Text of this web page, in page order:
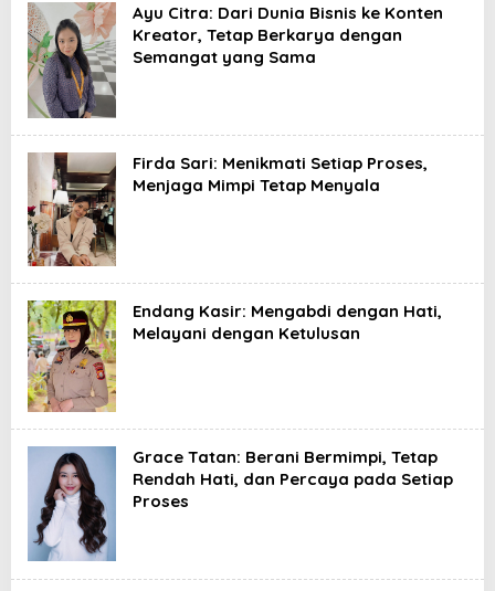
Ayu Citra: Dari Dunia Bisnis ke Konten
Kreator, Tetap Berkarya dengan
Semangat yang Sama
Firda Sari: Menikmati Setiap Proses,
Menjaga Mimpi Tetap Menyala
Endang Kasir: Mengabdi dengan Hati,
Melayani dengan Ketulusan
Grace Tatan: Berani Bermimpi, Tetap
Rendah Hati, dan Percaya pada Setiap
Proses